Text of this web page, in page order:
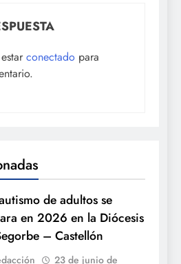
conectado para
de adultos se
en 2026 en la Diócesis
– Castellón
23 de junio de